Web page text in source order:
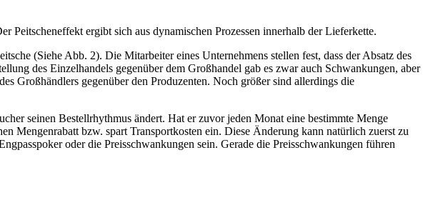
ergibt sich aus dynamischen Prozessen innerhalb der Lieferkette.
(Siehe Abb. 2). Die Mitarbeiter eines Unternehmens stellen fest, dass der Absatz des
des Einzelhandels gegenüber dem Großhandel gab es zwar auch Schwankungen, aber
Großhändlers gegenüber den Produzenten. Noch größer sind allerdings die
seinen Bestellrhythmus ändert. Hat er zuvor jeden Monat eine bestimmte Menge
Mengenrabatt bzw. spart Transportkosten ein. Diese Änderung kann natürlich zuerst zu
oder die Preisschwankungen sein. Gerade die Preisschwankungen führen